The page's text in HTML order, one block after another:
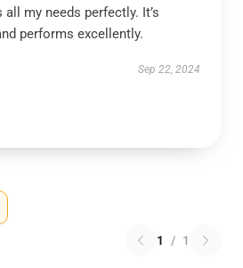
my needs perfectly. It’s
performs excellently.
Sep 22, 2024
1 / 1